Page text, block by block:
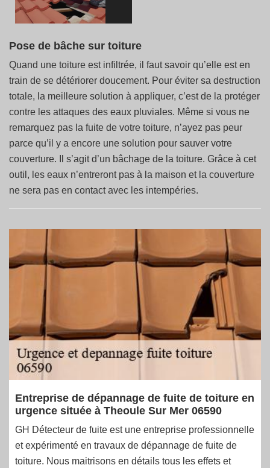
Pose de bâche sur toiture
Quand une toiture est infiltrée, il faut savoir qu’elle est en
train de se détériorer doucement. Pour éviter sa destruction
totale, la meilleure solution à appliquer, c’est de la protéger
contre les attaques des eaux pluviales. Même si vous ne
remarquez pas la fuite de votre toiture, n’ayez pas peur
parce qu’il y a encore une solution pour sauver votre
couverture. Il s’agit d’un bâchage de la toiture. Grâce à cet
outil, les eaux n’entreront pas à la maison et la couverture
ne sera pas en contact avec les intempéries.
Entreprise de dépannage de fuite de toiture en
urgence située à Theoule Sur Mer 06590
GH Détecteur de fuite est une entreprise professionnelle
et expérimenté en travaux de dépannage de fuite de
toiture. Nous maitrisons en détails tous les effets et